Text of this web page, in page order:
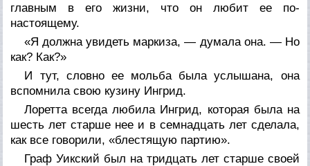
главным в его жизни, что он любит ее по-
настоящему.
«Я должна увидеть маркиза, — думала она. — Но
как? Как?»
И тут, словно ее мольба была услышана, она
вспомнила свою кузину Ингрид.
Лоретта всегда любила Ингрид, которая была на
шесть лет старше нее и в семнадцать лет сделала,
как все говорили, «блестящую партию».
Граф Уикский был на тридцать лет старше своей